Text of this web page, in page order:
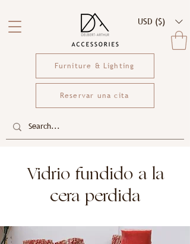
USD ($)
Furniture & Lighting
Reservar una cita
Vidrio fundido a la
cera perdida